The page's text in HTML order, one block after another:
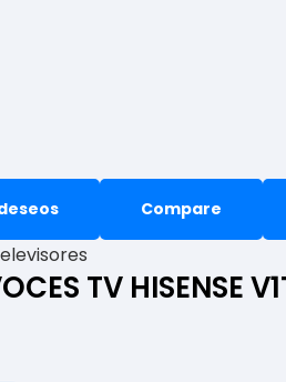
Compare
TV HISENSE